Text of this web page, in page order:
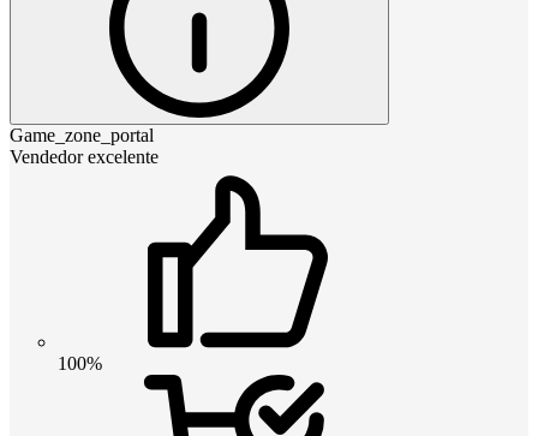
Game_zone_portal
Vendedor excelente
100%